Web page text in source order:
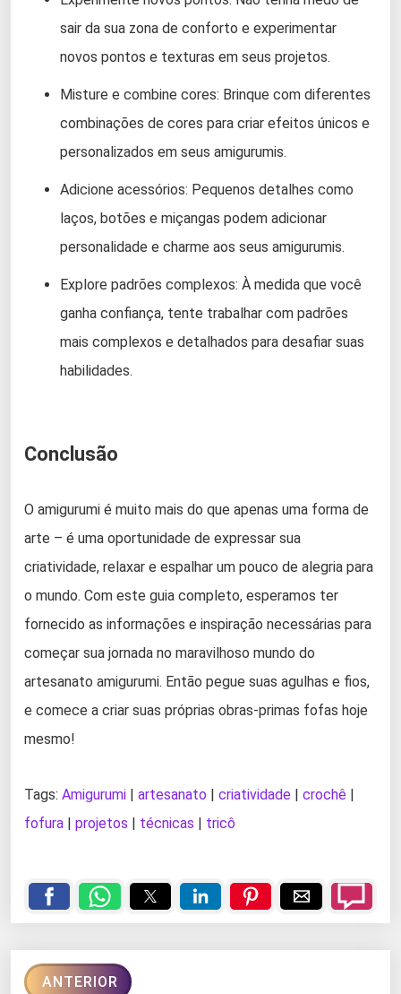
sair da sua zona de conforto e experimentar
novos pontos e texturas em seus projetos.
Misture e combine cores: Brinque com diferentes
combinações de cores para criar efeitos únicos e
personalizados em seus amigurumis.
Adicione acessórios: Pequenos detalhes como
laços, botões e miçangas podem adicionar
personalidade e charme aos seus amigurumis.
Explore padrões complexos: À medida que você
ganha confiança, tente trabalhar com padrões
mais complexos e detalhados para desafiar suas
habilidades.
Conclusão
O amigurumi é muito mais do que apenas uma forma de
arte – é uma oportunidade de expressar sua
criatividade, relaxar e espalhar um pouco de alegria para
o mundo. Com este guia completo, esperamos ter
fornecido as informações e inspiração necessárias para
começar sua jornada no maravilhoso mundo do
artesanato amigurumi. Então pegue suas agulhas e fios,
e comece a criar suas próprias obras-primas fofas hoje
mesmo!
Tags: Amigurumi | artesanato | criatividade | crochê |
fofura | projetos | técnicas | tricô
ANTERIOR